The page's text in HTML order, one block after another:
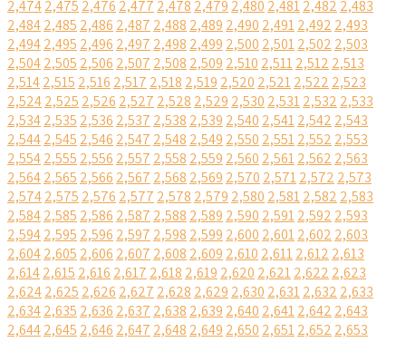
2,4742,475 2,476 2,477 2,478 2,479 2,480 2,4812,482 2,483
2,4842,485 2,486 2,487 2,488 2,489 2,490 2,4912,492 2,493
2,4942,495 2,496 2,497 2,498 2,499 2,500 2,5012,502 2,503
2,5042,505 2,506 2,507 2,508 2,509 2,510 2,5112,512 2,513
2,5142,515 2,516 2,517 2,518 2,519 2,520 2,5212,522 2,523
2,5242,525 2,526 2,527 2,528 2,529 2,530 2,5312,532 2,533
2,5342,535 2,536 2,537 2,538 2,539 2,540 2,5412,542 2,543
2,5442,545 2,546 2,547 2,548 2,549 2,550 2,5512,552 2,553
2,5542,555 2,556 2,557 2,558 2,559 2,560 2,5612,562 2,563
2,5642,565 2,566 2,567 2,568 2,569 2,570 2,5712,572 2,573
2,5742,575 2,576 2,577 2,578 2,579 2,580 2,5812,582 2,583
2,5842,585 2,586 2,587 2,588 2,589 2,590 2,5912,592 2,593
2,5942,595 2,596 2,597 2,598 2,599 2,600 2,6012,602 2,603
2,6042,605 2,606 2,607 2,608 2,609 2,610 2,6112,612 2,613
2,6142,615 2,616 2,617 2,618 2,619 2,620 2,6212,622 2,623
2,6242,625 2,626 2,627 2,628 2,629 2,630 2,6312,632 2,633
2,6342,635 2,636 2,637 2,638 2,639 2,640 2,6412,642 2,643
2,6442,645 2,646 2,647 2,648 2,649 2,650 2,6512,652 2,653